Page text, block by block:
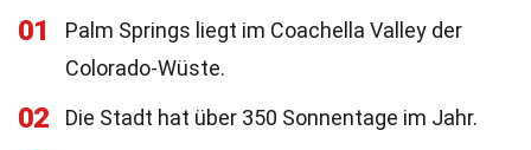
01
Palm Springs liegt im Coachella Valley der
Colorado-Wüste.
02 Die Stadt hat über 350 Sonnentage im Jahr.